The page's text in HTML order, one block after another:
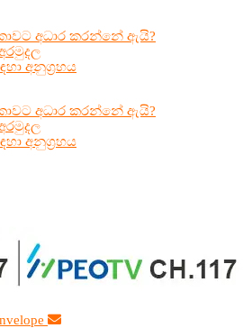
අධාර කරන්නේ ඇයි?
අනුග්‍රහය
අධාර කරන්නේ ඇයි?
අනුග්‍රහය